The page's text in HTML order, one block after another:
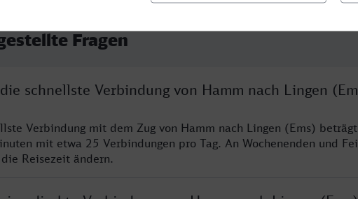
Fragen
schnellste Verbindung von Hamm nach Lingen
Verbindung mit dem Zug von Hamm nach Lingen (Ems)
mit etwa 25 Verbindungen pro Tag. An Wochenenden und
Reisezeit ändern.